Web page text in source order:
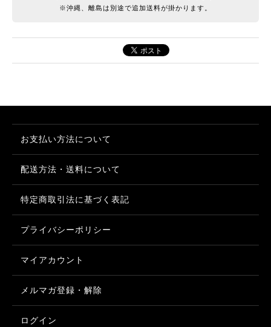
※沖縄、離島は別途で追加送料が掛かります。
お支払い方法について
配送方法・送料について
特定商取引法に基づく表記
プライバシーポリシー
マイアカウント
メルマガ登録・解除
ログイン